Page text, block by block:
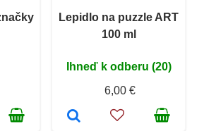
Lepidlo na puzzle ART
100 ml
Ihneď k odberu (20)
6,00 €